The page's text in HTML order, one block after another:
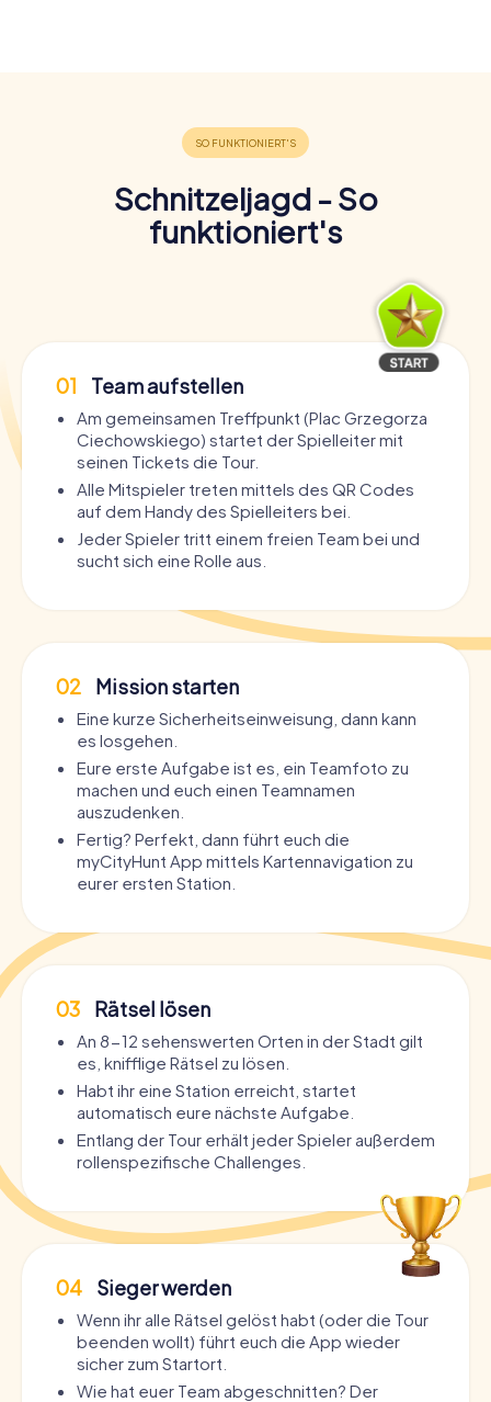
Schnitzeljagd - So
funktioniert's
01 Team aufstellen
Am gemeinsamen Treffpunkt (Plac Grzegorza
Ciechowskiego) startet der Spielleiter mit
seinen Tickets die Tour.
Alle Mitspieler treten mittels des QR Codes
auf dem Handy des Spielleiters bei.
Jeder Spieler tritt einem freien Team bei und
sucht sich eine Rolle aus.
02 Mission starten
Eine kurze Sicherheitseinweisung, dann kann
es losgehen.
Eure erste Aufgabe ist es, ein Teamfoto zu
machen und euch einen Teamnamen
auszudenken.
Fertig? Perfekt, dann führt euch die
myCityHunt App mittels Kartennavigation zu
eurer ersten Station.
03 Rätsel lösen
An 8-12 sehenswerten Orten in der Stadt gilt
es, knifflige Rätsel zu lösen.
Habt ihr eine Station erreicht, startet
automatisch eure nächste Aufgabe.
Entlang der Tour erhält jeder Spieler außerdem
rollenspezifische Challenges.
04 Sieger werden
Wenn ihr alle Rätsel gelöst habt (oder die Tour
beenden wollt) führt euch die App wieder
sicher zum Startort.
Wie hat euer Team abgeschnitten? Der